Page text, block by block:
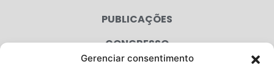
Gerenciar consentimento
PUBLICAÇÕES
CONGRESSO